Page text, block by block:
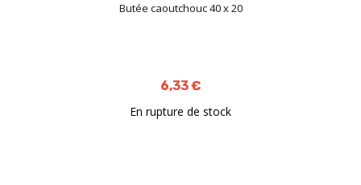
Butée caoutchouc 40 x 20
6,33 €
En rupture de stock